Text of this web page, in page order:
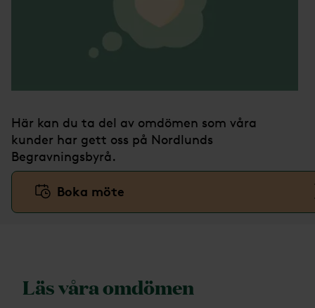
Här kan du ta del av omdömen som våra
kunder har gett oss på Nordlunds
Begravningsbyrå.
Boka möte
Läs våra omdömen